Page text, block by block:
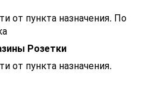
от пункта назначения. По
Розетки
от пункта назначения.